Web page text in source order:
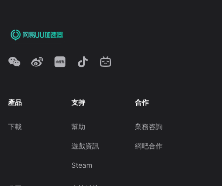
產品
下載
支持
幫助
遊戲資訊
Steam
合作
業務咨詢
網吧合作